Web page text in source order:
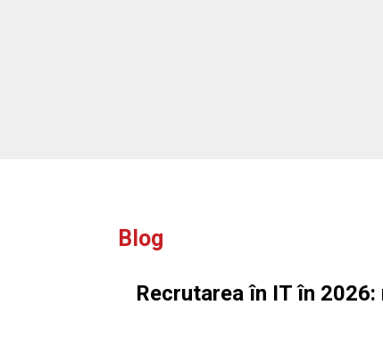
Blog
Recrutarea în IT în